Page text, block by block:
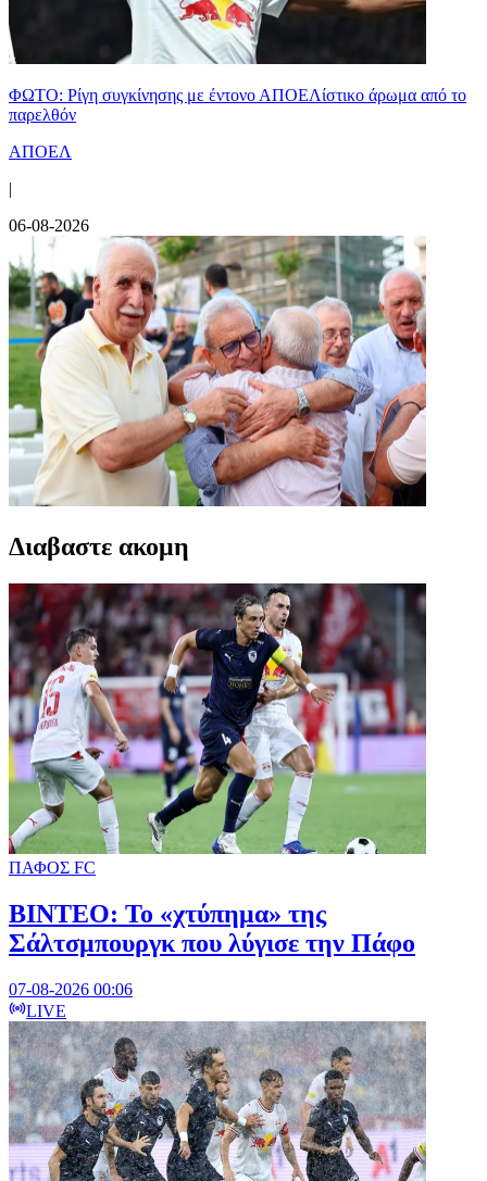
ΦΩΤΟ: Ρίγη συγκίνησης με έντονο ΑΠΟΕΛίστικο άρωμα από το
παρελθόν
ΑΠΟΕΛ
|
06-08-2026
Διαβαστε ακομη
ΠΑΦΟΣ FC
ΒΙΝΤΕΟ: Το «χτύπημα» της
Σάλτσμπουργκ που λύγισε την Πάφο
07-08-2026 00:06
LIVE